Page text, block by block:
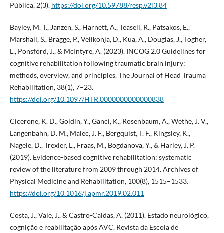
Pública, 2(3). https://doi.org/10.59788/resp.v2i3.84
Bayley, M. T., Janzen, S., Harnett, A., Teasell, R., Patsakos, E.,
Marshall, S., Bragge, P., Velikonja, D., Kua, A., Douglas, J., Togher,
L., Ponsford, J., & McIntyre, A. (2023). INCOG 2.0 Guidelines for
cognitive rehabilitation following traumatic brain injury:
methods, overview, and principles. The Journal of Head Trauma
Rehabilitation, 38(1), 7–23.
https://doi.org/10.1097/HTR.0000000000000838
Cicerone, K. D., Goldin, Y., Ganci, K., Rosenbaum, A., Wethe, J. V.,
Langenbahn, D. M., Malec, J. F., Bergquist, T. F., Kingsley, K.,
Nagele, D., Trexler, L., Fraas, M., Bogdanova, Y., & Harley, J. P.
(2019). Evidence-based cognitive rehabilitation: systematic
review of the literature from 2009 through 2014. Archives of
Physical Medicine and Rehabilitation, 100(8), 1515–1533.
https://doi.org/10.1016/j.apmr.2019.02.011
Costa, J., Vale, J., & Castro-Caldas, A. (2011). Estado neurológico,
cognição e reabilitação após AVC. Revista da Escola de